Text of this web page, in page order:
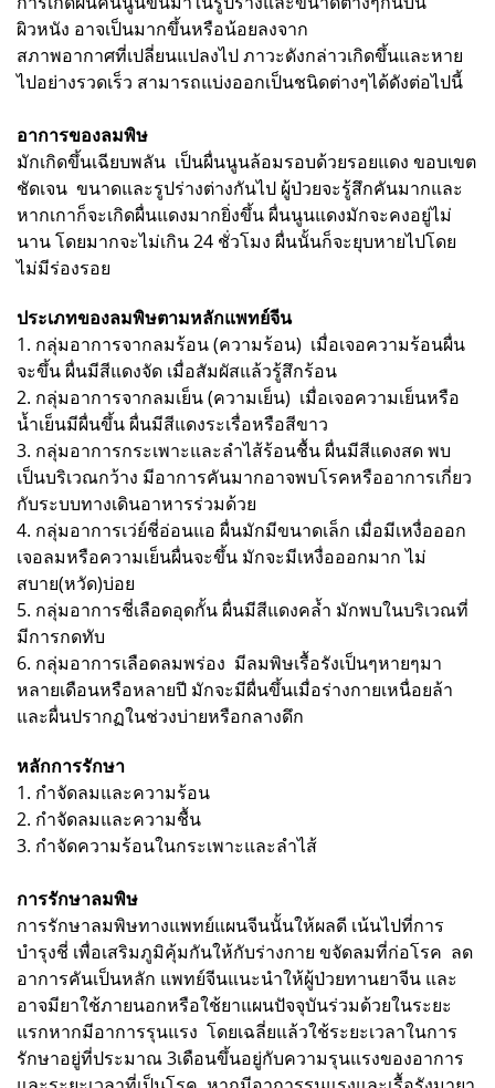
ผิวหนัง อาจเป็นมากขึ้นหรือน้อยลงจาก
สภาพอากาศที่เปลี่ยนแปลงไป ภาวะดังกล่าวเกิดขึ้นและหาย
ไปอย่างรวดเร็ว สามารถแบ่งออกเป็นชนิดต่างๆได้ดังต่อไปนี้
อาการของลมพิษ
มักเกิดขึ้นเฉียบพลัน เป็นผื่นนูนล้อมรอบด้วยรอยแดง ขอบเขต
ชัดเจน ขนาดและรูปร่างต่างกันไป ผู้ป่วยจะรู้สึกคันมากและ
หากเกาก็จะเกิดผื่นแดงมากยิ่งขึ้น ผื่นนูนแดงมักจะคงอยู่ไม่
นาน โดยมากจะไม่เกิน 24 ชั่วโมง ผื่นนั้นก็จะยุบหายไปโดย
ไม่มีร่องรอย
ประเภทของลมพิษตามหลักแพทย์จีน
1. กลุ่มอาการจากลมร้อน (ความร้อน) เมื่อเจอความร้อนผื่น
จะขึ้น ผื่นมีสีแดงจัด เมื่อสัมผัสแล้วรู้สึกร้อน
2. กลุ่มอาการจากลมเย็น (ความเย็น) เมื่อเจอความเย็นหรือ
น้ำเย็นมีผื่นขึ้น ผื่นมีสีแดงระเรื่อหรือสีขาว
3. กลุ่มอาการกระเพาะและลำไส้ร้อนชื้น ผื่นมีสีแดงสด พบ
เป็นบริเวณกว้าง มีอาการคันมากอาจพบโรคหรืออาการเกี่ยว
กับระบบทางเดินอาหารร่วมด้วย
4. กลุ่มอาการเว่ย์ชี่อ่อนแอ ผื่นมักมีขนาดเล็ก เมื่อมีเหงื่อออก
เจอลมหรือความเย็นผื่นจะขึ้น มักจะมีเหงื่อออกมาก ไม่
สบาย(หวัด)บ่อย
5. กลุ่มอาการชี่เลือดอุดกั้น ผื่นมีสีแดงคล้ำ มักพบในบริเวณที่
มีการกดทับ
6. กลุ่มอาการเลือดลมพร่อง มีลมพิษเรื้อรังเป็นๆหายๆมา
หลายเดือนหรือหลายปี มักจะมีผื่นขึ้นเมื่อร่างกายเหนื่อยล้า
และผื่นปรากฏในช่วงบ่ายหรือกลางดึก
หลักการรักษา
1. กำจัดลมและความร้อน
2. กำจัดลมและความชื้น
3. กำจัดความร้อนในกระเพาะและลำไส้
การรักษาลมพิษ
การรักษาลมพิษทางแพทย์แผนจีนนั้นให้ผลดี เน้นไปที่การ
บำรุงชี่ เพื่อเสริมภูมิคุ้มกันให้กับร่างกาย ขจัดลมที่ก่อโรค ลด
อาการคันเป็นหลัก แพทย์จีนแนะนำให้ผู้ป่วยทานยาจีน และ
อาจมียาใช้ภายนอกหรือใช้ยาแผนปัจจุบันร่วมด้วยในระยะ
แรกหากมีอาการรุนแรง โดยเฉลี่ยแล้วใช้ระยะเวลาในการ
รักษาอยู่ที่ประมาณ 3เดือนขึ้นอยู่กับความรุนแรงของอาการ